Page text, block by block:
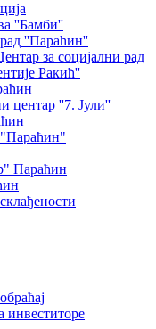
''Бамби''
''Параћин''
за социјални рад
Ракић''
центар ''7. Јули''
Параћин
инвеститоре